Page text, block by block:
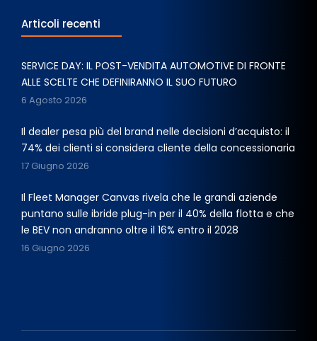
Articoli recenti
SERVICE DAY: IL POST-VENDITA AUTOMOTIVE DI FRONTE
ALLE SCELTE CHE DEFINIRANNO IL SUO FUTURO
6 Agosto 2026
Il dealer pesa più del brand nelle decisioni d’acquisto: il
74% dei clienti si considera cliente della concessionaria
17 Giugno 2026
Il Fleet Manager Canvas rivela che le grandi aziende
puntano sulle ibride plug-in per il 40% della flotta e che
le BEV non andranno oltre il 16% entro il 2028
16 Giugno 2026